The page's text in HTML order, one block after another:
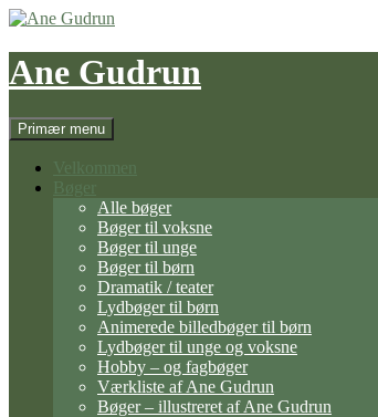
Hop
indhold
Ane Gudrun
Søg
Primær menu
Alle bøger
Bøger til voksne
Bøger til unge
Bøger til børn
Dramatik / teater
Lydbøger til børn
Animerede billedbøger til børn
Lydbøger til unge og voksne
Hobby – og fagbøger
Værkliste af Ane Gudrun
Bøger – illustreret af Ane Gudrun